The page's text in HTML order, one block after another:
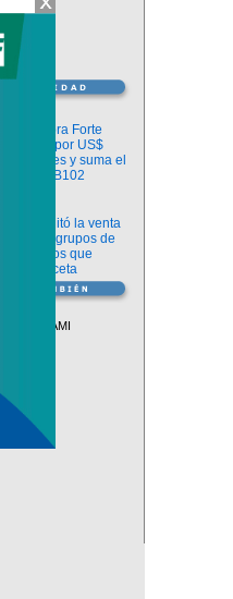
compra Forte
por US$
millones y suma el
FB102
habilitó la venta
de diez grupos de
que
receta
PAMI